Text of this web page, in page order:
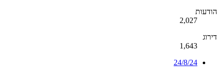
הודעות
2,027
דירוג
1,643
24/8/24